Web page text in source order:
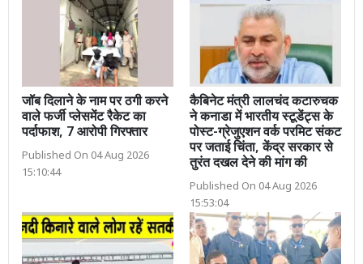
जॉब दिलाने के नाम पर ठगी करने
वाले फर्जी प्लेसमेंट रैकेट का
पर्दाफाश, 7 आरोपी गिरफ्तार
Published On 04 Aug 2026
15:10:44
कैबिनेट मंत्री लालचंद कटारुचक
ने कनाडा में भारतीय स्टूडेंट्स के
पोस्ट-ग्रेजुएशन वर्क परमिट संकट
पर जताई चिंता, केंद्र सरकार से
तुरंत दखल देने की मांग की
Published On 04 Aug 2026
15:53:04